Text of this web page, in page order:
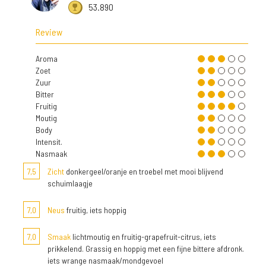
53.890
Review
Aroma
Zoet
Zuur
Bitter
Fruitig
Moutig
Body
Intensit.
Nasmaak
7,5
Zicht donkergeel/oranje en troebel met mooi blijvend
schuimlaagje
7,0 Neus fruitig, iets hoppig
7,0 Smaak lichtmoutig en fruitig-grapefruit-citrus, iets
prikkelend. Grassig en hoppig met een fijne bittere afdronk.
iets wrange nasmaak/mondgevoel